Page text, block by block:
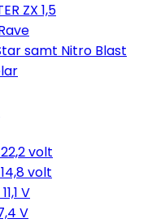
ZX 1,5
samt Nitro Blast
volt
volt
V
V